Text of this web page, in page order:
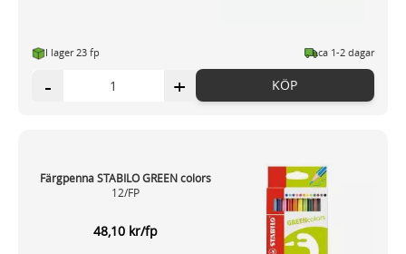
I lager 23 fp ca 1-2 dagar
- + KÖP
Färgpenna STABILO GREEN colors
12/FP
48,10 kr/fp